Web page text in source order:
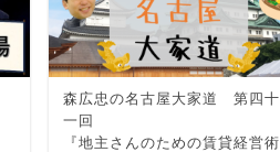
森広忠の名古屋大家道 第四十
一回
『地主さんのための賃貸経営術